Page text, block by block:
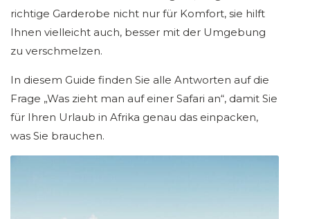
richtige Garderobe nicht nur für Komfort, sie hilft
Ihnen vielleicht auch, besser mit der Umgebung
zu verschmelzen.
In diesem Guide finden Sie alle Antworten auf die
Frage „Was zieht man auf einer Safari an“, damit Sie
für Ihren Urlaub in Afrika genau das einpacken,
was Sie brauchen.